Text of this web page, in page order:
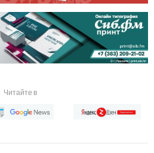
Читайте в